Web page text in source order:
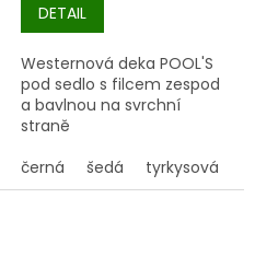
DETAIL
Westernová deka POOL'S
pod sedlo s filcem zespod
a bavlnou na svrchní
straně
černá
šedá tyrkysová